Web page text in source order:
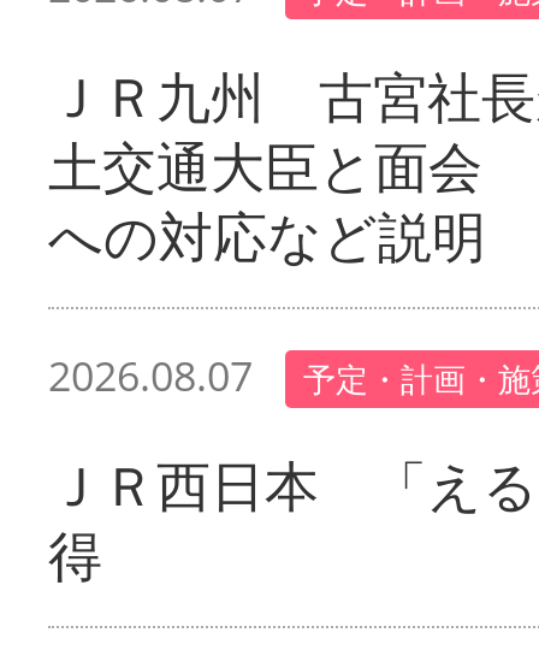
ＪＲ九州 古宮社
土交通大臣と面会
への対応など説明
2026.08.07 予定・計画・
ＪＲ西日本 「え
得